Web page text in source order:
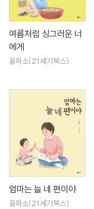
여름처럼 싱그러운 너
에게
을파소(21세기북스)
엄마는 늘 네 편이야
을파소(21세기북스)